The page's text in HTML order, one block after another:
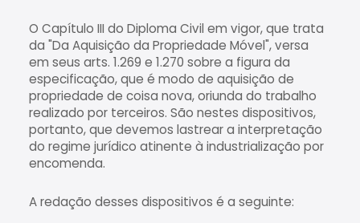
O Capítulo III do Diploma Civil em vigor, que trata
da "Da Aquisição da Propriedade Móvel", versa
em seus arts. 1.269 e 1.270 sobre a figura da
especificação, que é modo de aquisição de
propriedade de coisa nova, oriunda do trabalho
realizado por terceiros. São nestes dispositivos,
portanto, que devemos lastrear a interpretação
do regime jurídico atinente à industrialização por
encomenda.
A redação desses dispositivos é a seguinte: